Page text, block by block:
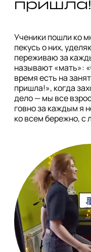
Ученики пошли ко
пекусь о них,
переживаю за
называют «мать»:
время есть на
пришла!», когда
дело — мы все
говно за каждым я
ко всем бережно, с